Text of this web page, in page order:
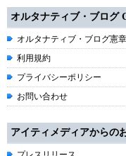
オルタナティブ・ブログ
オルタナティブ・ブログ憲章
利用規約
プライバシーポリシー
お問い合わせ
アイティメディアからの